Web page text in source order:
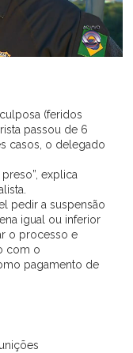
(feridos
passou de 6
casos, o delegado
explica
pedir a suspensão
igual ou inferior
o processo e
com o
pagamento de